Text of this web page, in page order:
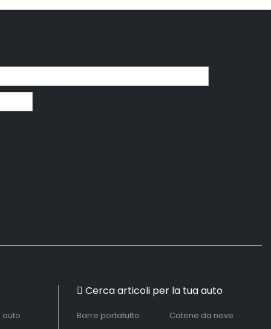
auto
Cerca articoli per la tua auto
Barre portatutto
Catene da neve